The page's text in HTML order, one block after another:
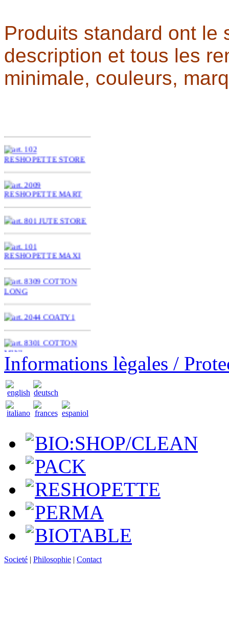
Produits standard ont le
description et tous les
minimale, couleurs,
Informations lègales /
BIO:SHOP/CLEAN
PACK
RESHOPETTE
PERMA
BIOTABLE
Societé | Philosophie | Contact